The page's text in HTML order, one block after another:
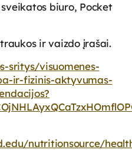
biuro, Pocket
ir vaizdo įrašai.
sritys/visuomenes-
ir-fizinis-aktyvumas-
nutritionsource/